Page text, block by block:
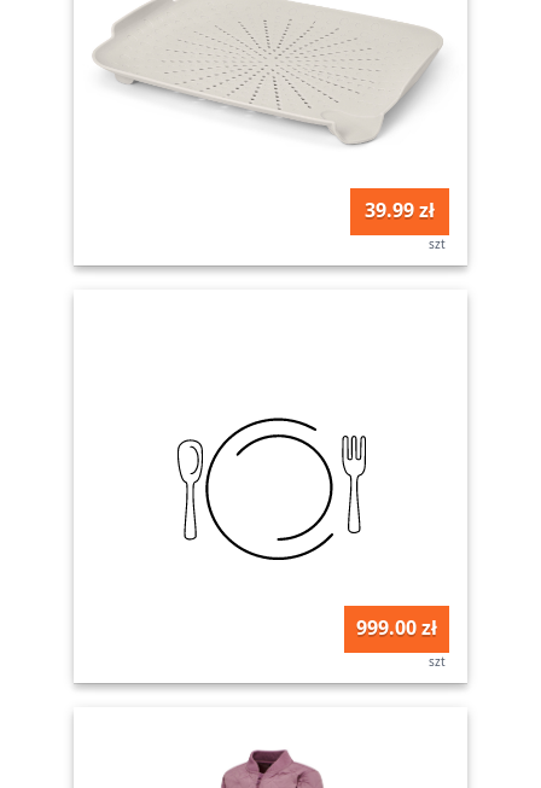
39.99 zł
szt
999.00 zł
szt